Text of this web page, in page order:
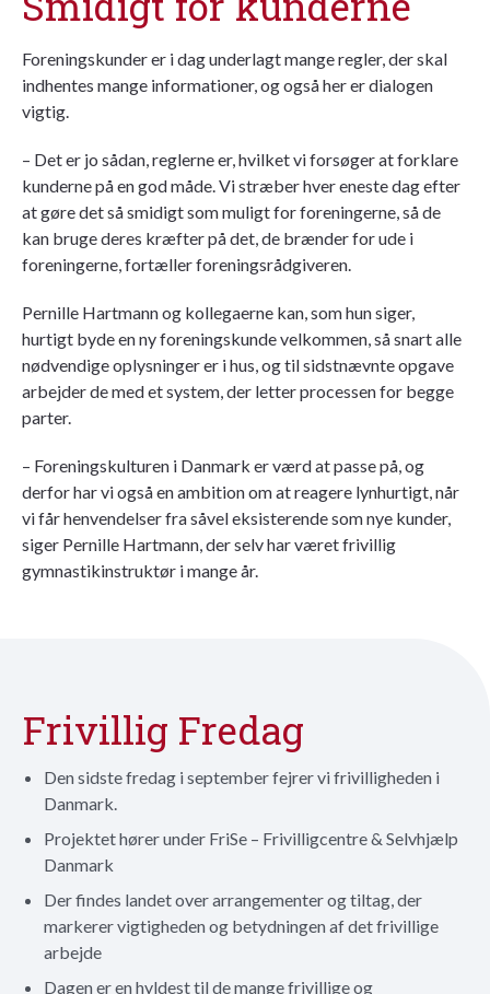
Foreningskunder er i dag underlagt mange regler, der skal
indhentes mange informationer, og også her er dialogen
vigtig.
– Det er jo sådan, reglerne er, hvilket vi forsøger at forklare
kunderne på en god måde. Vi stræber hver eneste dag efter
at gøre det så smidigt som muligt for foreningerne, så de
kan bruge deres kræfter på det, de brænder for ude i
foreningerne, fortæller foreningsrådgiveren.
Pernille Hartmann og kollegaerne kan, som hun siger,
hurtigt byde en ny foreningskunde velkommen, så snart alle
nødvendige oplysninger er i hus, og til sidstnævnte opgave
arbejder de med et system, der letter processen for begge
parter.
– Foreningskulturen i Danmark er værd at passe på, og
derfor har vi også en ambition om at reagere lynhurtigt, når
vi får henvendelser fra såvel eksisterende som nye kunder,
siger Pernille Hartmann, der selv har været frivillig
gymnastikinstruktør i mange år.
Frivillig Fredag
Den sidste fredag i september fejrer vi frivilligheden i
Danmark.
Projektet hører under FriSe – Frivilligcentre & Selvhjælp
Danmark
Der findes landet over arrangementer og tiltag, der
markerer vigtigheden og betydningen af det frivillige
arbejde
Dagen er en hyldest til de mange frivillige og